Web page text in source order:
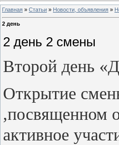
Главная » Статьи » Новости, объявления »
2 день
2 день 2 смены
Второй день
Открытие
,посвященном
активное